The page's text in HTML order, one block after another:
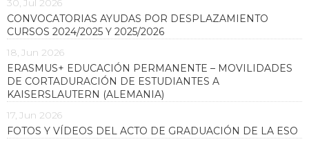
CONVOCATORIAS AYUDAS POR DESPLAZAMIENTO
CURSOS 2024/2025 Y 2025/2026
18, Jun 2026
ERASMUS+ EDUCACIÓN PERMANENTE – MOVILIDADES
DE CORTADURACIÓN DE ESTUDIANTES A
KAISERSLAUTERN (ALEMANIA)
17, Jun 2026
FOTOS Y VÍDEOS DEL ACTO DE GRADUACIÓN DE LA ESO